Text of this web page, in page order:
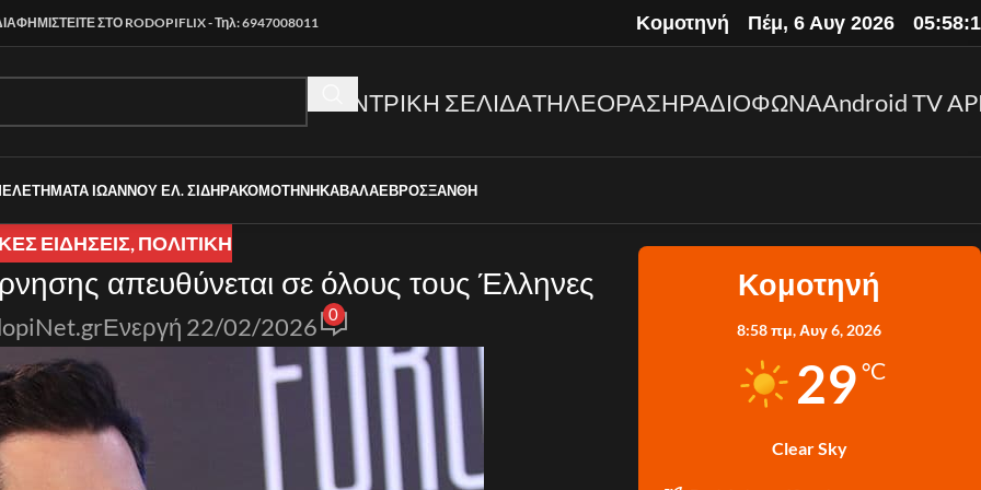
ΣΤΟ RODOPIFLIX - Τηλ: 6947008011 Κομοτηνή Πέμ, 6 Αυγ 2026
ΚΕΝΤΡΙΚΗ ΣΕΛΙΔΑΤΗΛΕΟΡΑΣΗΡΑΔΙΟΦΩΝΑAndroid TV
ΙΩΑΝΝΟΥ ΕΛ. ΣΙΔΗΡΑΚΟΜΟΤΗΝΗΚΑΒΑΛΑΕΒΡΟΣΞΑΝΘΗ
ΕΙΔΉΣΕΙΣ,ΠΟΛΙΤΙΚΗ
απευθύνεται σε όλους τους Έλληνες
Ενεργή 22/02/2026 0
Κομοτηνή
8:58 πμ,Αυγ 6, 2026
29 °C
Clear Sky